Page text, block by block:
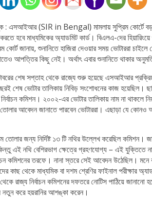
: এসআইআর (SIR in Bengal) মামলায় সুপ্রিম কোর্টে বড়
হবে মাধ্যমিকের অ্যাডমিট কার্ড। বিএলএ-দের
কোর্ট জানায়, শুনানিতে হাজিরা দেওয়ার সময় ভোটাররা
আপত্তির কিছু নেই। অর্থাৎ এবার শুনানিতে থাকার
শেষ সপ্তাহ থেকে রাজ্যে শুরু হয়েছে এসআইআর
শেষ ভোটার তালিকায় নিবিড় সংশোধনের কাজ হয়েছিল।
কমিশন। ২০০২-এর ভোটার তালিকায় নাম না থাকলে
তোলার আবেদন জানাতে পারবেন ভোটাররা। এছাড়া যে
তোলার জন্য নির্দিষ্ট ১৩ টি নথির উল্লেখ করেছিল কমিশন।
এই নথি বেশিরভাগ ক্ষেত্রে গ্রহণযোগ্য – এই যুক্তিতে
কমিশনের তরফে। নানা স্তরে সেই আবেদন উঠেছিল।
কাছ থেকে মাধ্যমিক বা দশম শ্রেণির ফাইনাল পরীক্ষার
রাজ্য নির্বাচন কমিশনের দফতরে নোটিস পাঠিয়ে জানানো
করে হয়রানির আশঙ্কা করেন।